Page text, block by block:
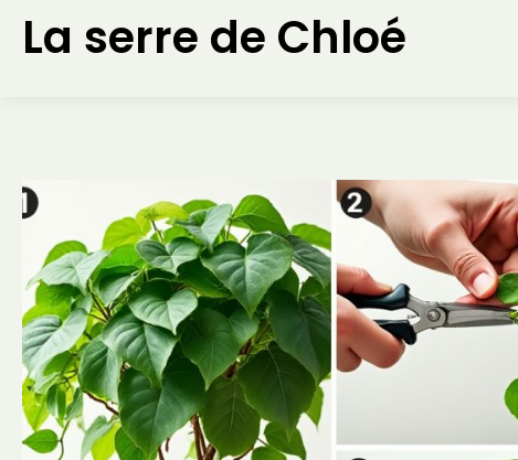
contenu
La serre de Chloé